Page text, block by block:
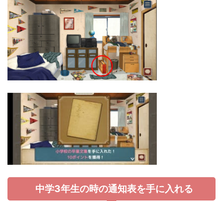
中学3年生の時の通知表を手に入れる